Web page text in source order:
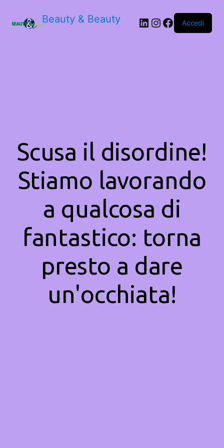
Beauty & Beauty LinkedIn
Instagram
Facebook
Accedi
Scusa il disordine!
Stiamo lavorando
a qualcosa di
fantastico: torna
presto a dare
un'occhiata!